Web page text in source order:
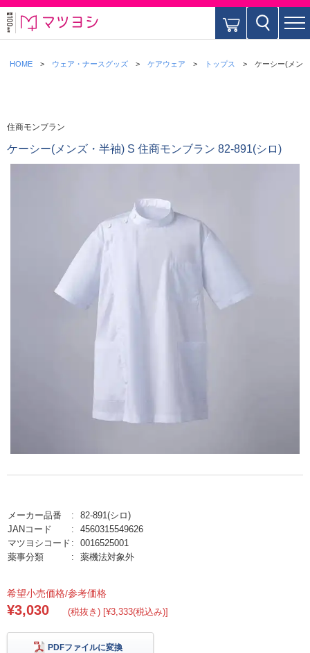
HOME ウェア・ナースグッズ ケアウェア トップス ケーシー(メン
住商モンブラン
ケーシー(メンズ・半袖) S 住商モンブラン 82-891(シロ)
メーカー品番
82-891(シロ)
JANコード
4560315549626
マツヨシコード
0016525001
薬事分類
薬機法対象外
希望小売価格/参考価格
¥3,030 (税抜き) [¥3,333(税込み)]
PDFファイルに変換